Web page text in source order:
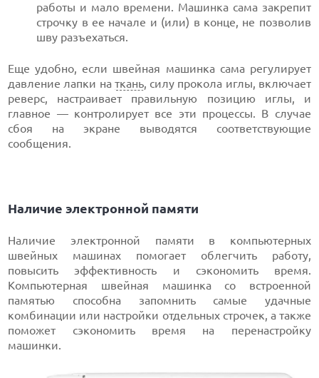
работы и мало времени. Машинка сама закрепит
строчку в ее начале и (или) в конце, не позволив
шву разъехаться.
Еще удобно, если швейная машинка сама регулирует
давление лапки на ткань, силу прокола иглы, включает
реверс, настраивает правильную позицию иглы, и
главное — контролирует все эти процессы. В случае
сбоя на экране выводятся соответствующие
сообщения.
Наличие электронной памяти
Наличие электронной памяти в компьютерных
швейных машинах помогает облегчить работу,
повысить эффективность и сэкономить время.
Компьютерная швейная машинка со встроенной
памятью способна запомнить самые удачные
комбинации или настройки отдельных строчек, а также
поможет сэкономить время на перенастройку
машинки.